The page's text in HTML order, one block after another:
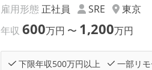
雇用形態 正社員 SRE
東京
年収600万円 〜 1,200万円
下限年収500万円以上 一部リ